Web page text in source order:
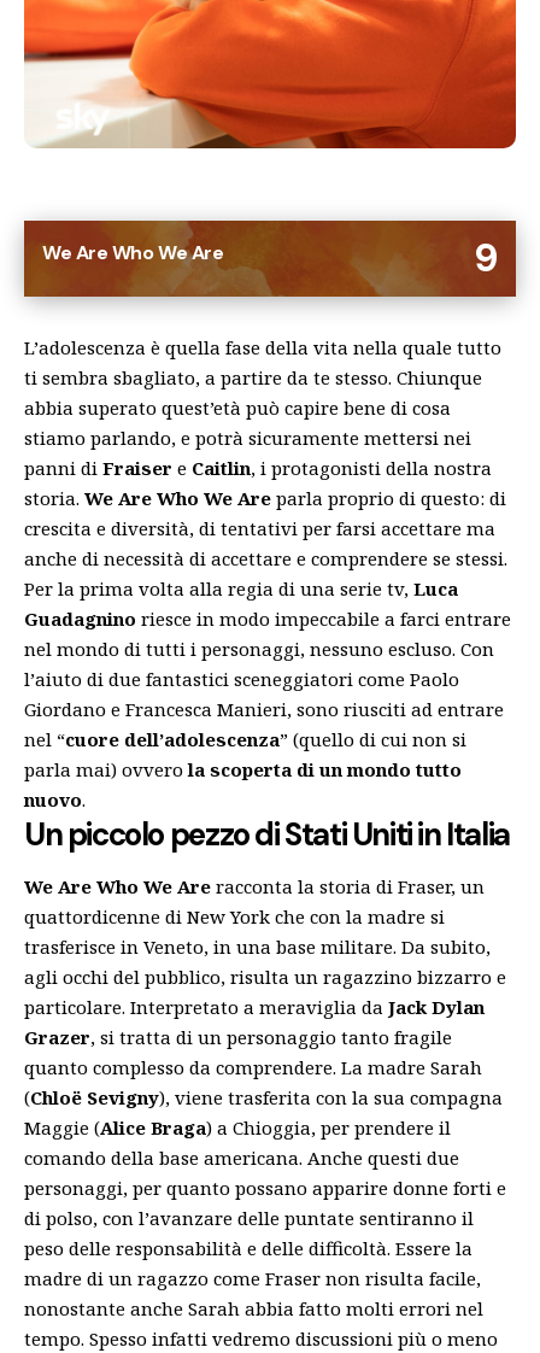
9
We Are Who We Are
L’adolescenza è quella fase della vita nella quale tutto
ti sembra sbagliato, a partire da te stesso. Chiunque
abbia superato quest’età può capire bene di cosa
stiamo parlando, e potrà sicuramente mettersi nei
panni di Fraiser e Caitlin, i protagonisti della nostra
storia. We Are Who We Are parla proprio di questo: di
crescita e diversità, di tentativi per farsi accettare ma
anche di necessità di accettare e comprendere se stessi.
Per la prima volta alla regia di una serie tv, Luca
Guadagnino riesce in modo impeccabile a farci entrare
nel mondo di tutti i personaggi, nessuno escluso. Con
l’aiuto di due fantastici sceneggiatori come Paolo
Giordano e Francesca Manieri, sono riusciti ad entrare
nel “cuore dell’adolescenza” (quello di cui non si
parla mai) ovvero la scoperta di un mondo tutto
nuovo.
Un piccolo pezzo di Stati Uniti in Italia
We Are Who We Are racconta la storia di Fraser, un
quattordicenne di New York che con la madre si
trasferisce in Veneto, in una base militare. Da subito,
agli occhi del pubblico, risulta un ragazzino bizzarro e
particolare. Interpretato a meraviglia da Jack Dylan
Grazer, si tratta di un personaggio tanto fragile
quanto complesso da comprendere. La madre Sarah
(Chloë Sevigny), viene trasferita con la sua compagna
Maggie (Alice Braga) a Chioggia, per prendere il
comando della base americana. Anche questi due
personaggi, per quanto possano apparire donne forti e
di polso, con l’avanzare delle puntate sentiranno il
peso delle responsabilità e delle difficoltà. Essere la
madre di un ragazzo come Fraser non risulta facile,
nonostante anche Sarah abbia fatto molti errori nel
tempo. Spesso infatti vedremo discussioni più o meno